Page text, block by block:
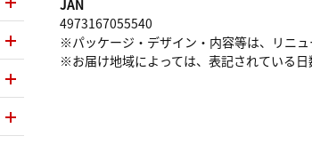
JAN
4973167055540
※パッケージ・デザイン・内容等は、リニ
※お届け地域によっては、表記されている